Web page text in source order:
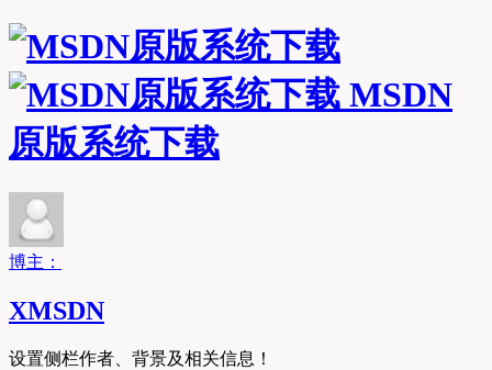
MSDN
原版系统下载
博主：
XMSDN
设置侧栏作者、背景及相关信息！